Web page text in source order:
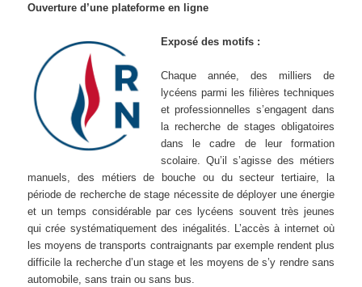
Ouverture d’une plateforme en ligne
Exposé des motifs :
Chaque année, des milliers de
lycéens parmi les filières techniques
et professionnelles s’engagent dans
la recherche de stages obligatoires
dans le cadre de leur formation
scolaire. Qu’il s’agisse des métiers
manuels, des métiers de bouche ou du secteur tertiaire, la
période de recherche de stage nécessite de déployer une énergie
et un temps considérable par ces lycéens souvent très jeunes
qui crée systématiquement des inégalités. L’accès à internet où
les moyens de transports contraignants par exemple rendent plus
difficile la recherche d’un stage et les moyens de s’y rendre sans
automobile, sans train ou sans bus.